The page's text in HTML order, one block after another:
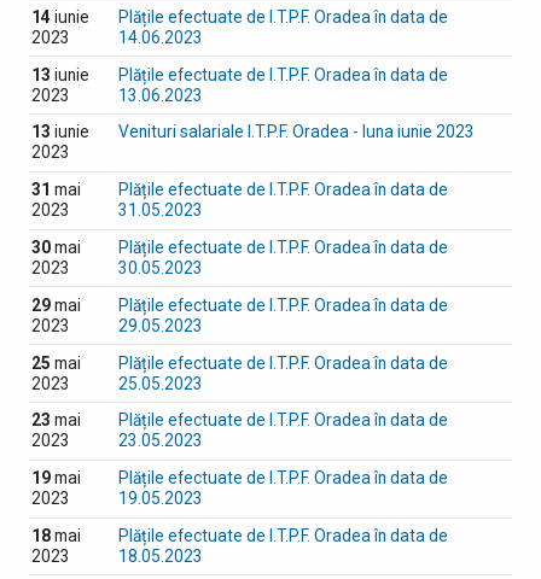
14 iunie
2023
Plățile efectuate de I.T.P.F. Oradea în data de
14.06.2023
13 iunie
2023
Plățile efectuate de I.T.P.F. Oradea în data de
13.06.2023
13 iunie
2023
Venituri salariale I.T.P.F. Oradea - luna iunie 2023
31 mai
2023
Plățile efectuate de I.T.P.F. Oradea în data de
31.05.2023
30mai
2023
Plățile efectuate de I.T.P.F. Oradea în data de
30.05.2023
29mai
2023
Plățile efectuate de I.T.P.F. Oradea în data de
29.05.2023
25 mai
2023
Plățile efectuate de I.T.P.F. Oradea în data de
25.05.2023
23 mai
2023
Plățile efectuate de I.T.P.F. Oradea în data de
23.05.2023
19mai
2023
Plățile efectuate de I.T.P.F. Oradea în data de
19.05.2023
18mai
2023
Plățile efectuate de I.T.P.F. Oradea în data de
18.05.2023